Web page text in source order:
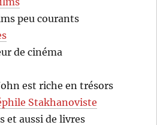
peu courants
de cinéma
est riche en trésors
Stakhanoviste
et aussi de livres